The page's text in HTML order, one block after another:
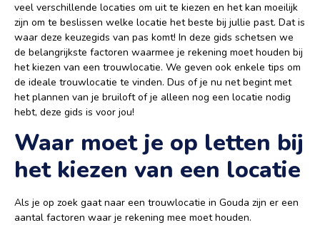
veel verschillende locaties om uit te kiezen en het kan moeilijk
zijn om te beslissen welke locatie het beste bij jullie past. Dat is
waar deze keuzegids van pas komt! In deze gids schetsen we
de belangrijkste factoren waarmee je rekening moet houden bij
het kiezen van een trouwlocatie. We geven ook enkele tips om
de ideale trouwlocatie te vinden. Dus of je nu net begint met
het plannen van je bruiloft of je alleen nog een locatie nodig
hebt, deze gids is voor jou!
Waar moet je op letten bij
het kiezen van een locatie
Als je op zoek gaat naar een trouwlocatie in Gouda zijn er een
aantal factoren waar je rekening mee moet houden.